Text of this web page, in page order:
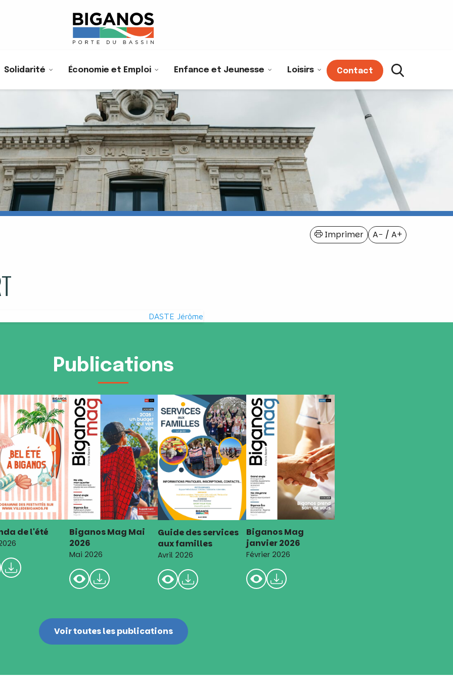
Solidarité Économie et Emploi Enfance et Jeunesse Loisirs Contact
A− / A+
Imprimer
DASTE Jérôme
Publications
de l'été
Biganos Mag Mai
2026
Mai 2026
Guide des services
aux familles
Avril 2026
Biganos Mag
janvier 2026
Février 2026
Voir toutes les publications